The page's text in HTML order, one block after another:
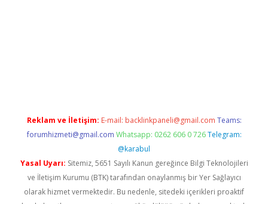
Reklam ve İletişim: E-mail: backlinkpaneli@gmail.com Teams:
forumhizmeti@gmail.com Whatsapp: 0262 606 0 726 Telegram:
@karabul
Yasal Uyarı: Sitemiz, 5651 Sayılı Kanun gereğince Bilgi Teknolojileri
ve İletişim Kurumu (BTK) tarafından onaylanmış bir Yer Sağlayıcı
olarak hizmet vermektedir. Bu nedenle, sitedeki içerikleri proaktif